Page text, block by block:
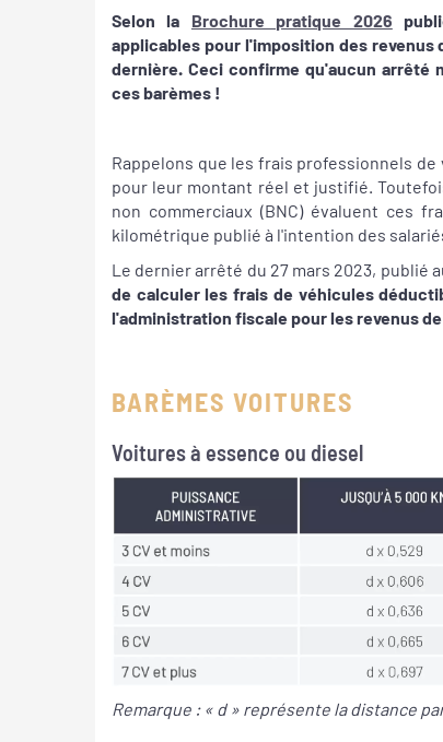
Selon la Brochure pratique 2026
applicables pour l'imposition des
dernière. Ceci confirme qu'aucun arrêté
ces barèmes !
Rappelons que les frais professionnels
pour leur montant réel et justifié.
non commerciaux (BNC) évaluent ces
kilométrique publié à l'intention des
Le dernier arrêté du 27 mars 2023, publié
de calculer les frais de véhicules
l'administration fiscale pour les revenus
BARÈMES VOITURES
Voitures à essence ou diesel
Remarque : « d » représente la distance